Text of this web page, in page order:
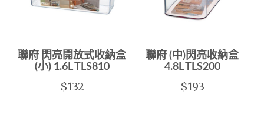
聯府 閃亮開放式收納盒
(小) 1.6L TLS810
$132
聯府 (中)閃亮收納盒
4.8L TLS200
$193